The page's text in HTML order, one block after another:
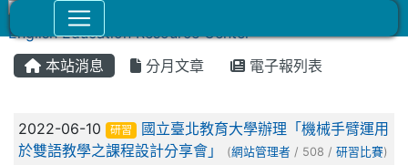
本站消息 分月文章 電子報列表
文章列表
2022-06-10 研習
國立臺北教育大學辦理「機械手臂運用
於雙語教學之課程設計分享會」
(網站管理者 / 508 / 研習比賽)